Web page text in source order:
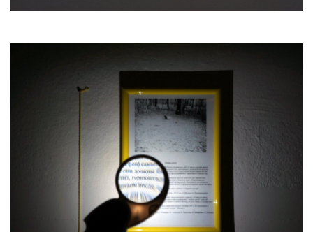
повтор был запрещен, например
части реципиентом (особенно
непродвинутым) они воспринимаются как
В современных работах эти два принципа
совмещаются вместе: на повторы
специально накладывается различие, таким
образом, достигается аппариционный